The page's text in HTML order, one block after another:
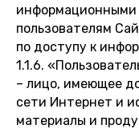
пользователям
по доступу к
1.1.6.
– лицо, имеющее
сети Интернет и
материалы и